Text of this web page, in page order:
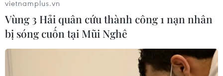
vietnamplus.vn
Vùng 3 Hải quân cứu thành công 1 nạn nhân
bị sóng cuốn tại Mũi Nghê